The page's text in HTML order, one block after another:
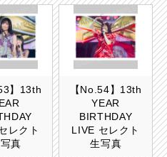
】13th
レクト
真
【No.54】13th
YEAR
BIRTHDAY
LIVE セレクト
生写真